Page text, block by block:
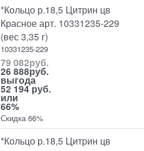
*Кольцо р.18,5 Цитрин цв
Красное арт. 10331235-229
(вес 3,35 г)
10331235-229
79 082руб.
26 888руб.
выгода
52 194 руб.
или
66%
Скидка 66%
*Кольцо р.18,5 Цитрин цв